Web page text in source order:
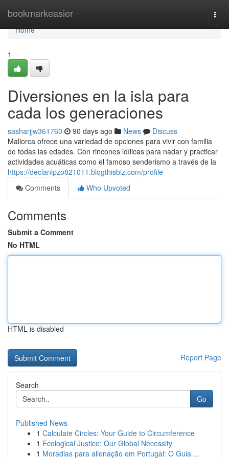
bookmarkeasier
Home
Home
1
Diversiones en la isla para
cada los generaciones
sasharjjw361760 90 days ago News
Discuss
Mallorca ofrece una variedad de opciones para vivir con familia
de todas las edades. Con rincones idílicas para nadar y practicar
actividades acuáticas como el famoso senderismo a través de la
https://declanlpzo821011.blogthisbiz.com/profile
Comments
Who Upvoted
Comments
Submit a Comment
No HTML
HTML is disabled
Report Page
Search
Go
Published News
1 Calculate Circles: Your Guide to Circumference
1 Ecological Justice: Our Global Necessity
1 Moradias para alienação em Portugal: O Guia ...